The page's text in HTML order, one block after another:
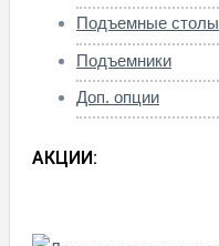
Подъемные столы
Подъемники
Доп. опции
АКЦИИ: